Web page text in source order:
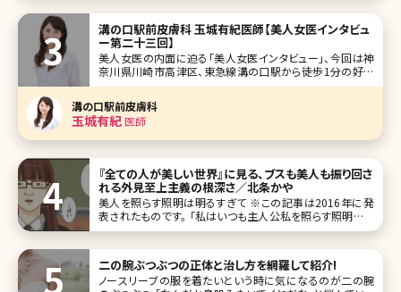
溝の口駅前皮膚科 玉城有紀医師【美人女医インタビュ
ー第二十三回】
美人女医の内面に迫る「美人女医インタビュー」、今回は神
奈川県川崎市高津区、東急線溝の口駅から徒歩1分の好立
地にある溝の口駅前皮膚科の玉城有紀先生です。 溝の口駅
前皮膚科では皮膚科の診療がメインで、美容部門は一部の
お薬だけです。まさに地域密着の皮膚科医院という感じです
が、玉城先生が将来作りたい美
溝の口駅前皮膚科
玉城有紀医師
『全ての人が美しい世界』に見る、ブスも美人も振り回さ
れる外見至上主義の根深さ／北条かや
美人を照らす照明は明るすぎて ※この記事は2016年に発
表されたものです。 「私はいつも主人公私を照らす照明はい
つも明るくて眩しい照明が当たらない場所のことは知らなか
二の腕ぶつぶつの正体と治し方を網羅して紹介!
ノースリーブの服を着たいという時に気になるのが二の腕